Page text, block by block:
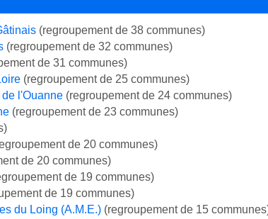
(regroupement de 38 communes)
(regroupement de 32 communes)
de 31 communes)
(regroupement de 25 communes)
l'Ouanne (regroupement de 24 communes)
(regroupement de 23 communes)
de 20 communes)
de 20 communes)
de 19 communes)
de 19 communes)
du Loing (A.M.E.) (regroupement de 15